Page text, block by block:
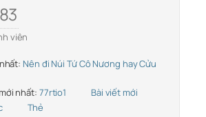
viên
Nên đi Núi Tứ Cô Nương hay Cửu
nhất: 77rtio1
Bài viết mới
Thẻ